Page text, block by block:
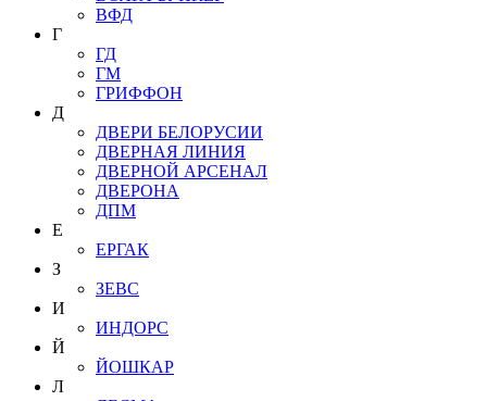
ВФД
Г
ГД
ГМ
ГРИФФОН
Д
ДВЕРИ БЕЛОРУСИИ
ДВЕРНАЯ ЛИНИЯ
ДВЕРНОЙ АРСЕНАЛ
ДВЕРОНА
ДПМ
Е
ЕРГАК
З
ЗЕВС
И
ИНДОРС
Й
ЙОШКАР
Л